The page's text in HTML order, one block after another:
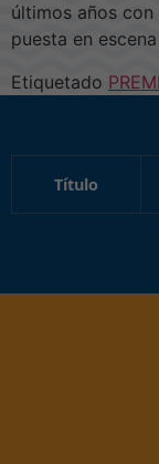
últimos años
puesta en
Etiquetado
Título